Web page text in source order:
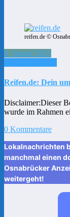
reifen.de ©
9. Januar 2025
Reifen.de: Dein
Disclaimer:Dieser
wurde im Rahmen
0 Kommentare
Lokalnachrichten
manchmal einen
Osnabrücker
weitergeht!